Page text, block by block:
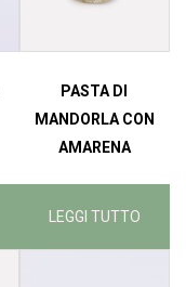
PASTA DI
MANDORLA CON
AMARENA
LEGGI TUTTO